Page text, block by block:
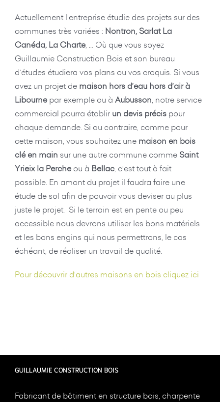
Actuellement l’entreprise étudie des projets sur des
communes très variées : Nontron, Sarlat La
Canéda, La Charte, … Où que vous soyez
Guillaumie Construction Bois et son bureau
d’études étudiera vos plans ou vos croquis. Si vous
avez un projet de maison hors d’eau hors d’air à
Libournepar exemple ou à Aubusson, notre service
commercial pourra établirun devis précispour
chaque demande. Si au contraire, comme pour
cette maison, vous souhaitez une maison en bois
clé en main sur une autre commune commeSaint
Yrieix la Percheou à Bellac, c’est tout à fait
possible. En amont du projet il faudra faire une
étude de sol afin de pouvoir vous deviser au plus
juste le projet. Si le terrain est en pente ou peu
accessible nous devrons utiliser les bons matériels
et les bons engins qui nous permettrons, le cas
échéant, de réaliser un travail de qualité.
Pour découvrir d’autres maisons en bois cliquez ici
GUILLAUMIE CONSTRUCTION BOIS
Fabricant de bâtiment en structure bois, charpente